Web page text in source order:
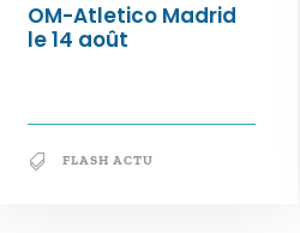
OM-Atletico Madrid
le 14 août
FLASH ACTU